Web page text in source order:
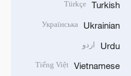
Turkish
Türkçe
Ukrainian
Українська
Urdu اردو
Vietnamese
Tiếng Việt